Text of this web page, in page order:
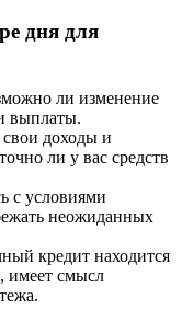
дня для
ли изменение
выплаты.
доходы и
ли у вас средств
с условиями
неожиданных
кредит находится
имеет смысл